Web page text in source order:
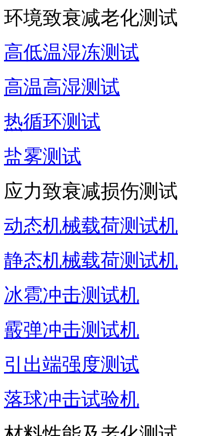
环境致衰减老化测试
高低温湿冻测试
高温高湿测试
热循环测试
盐雾测试
应力致衰减损伤测试
动态机械载荷测试机
静态机械载荷测试机
冰雹冲击测试机
霰弹冲击测试机
引出端强度测试
落球冲击试验机